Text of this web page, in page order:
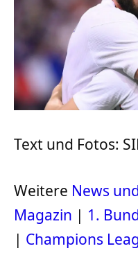
Text und Fotos:
Weitere News
Magazin | 1.
| Champions